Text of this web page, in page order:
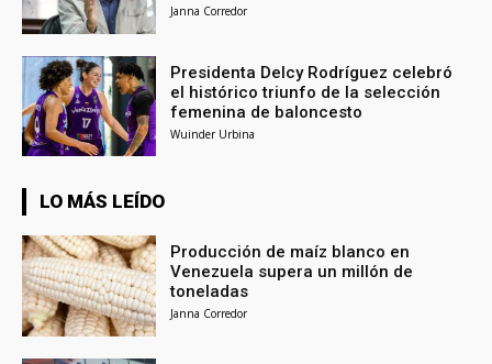
Janna Corredor
Presidenta Delcy Rodríguez celebró
el histórico triunfo de la selección
femenina de baloncesto
Wuinder Urbina
LO MÁS LEÍDO
Producción de maíz blanco en
Venezuela supera un millón de
toneladas
Janna Corredor